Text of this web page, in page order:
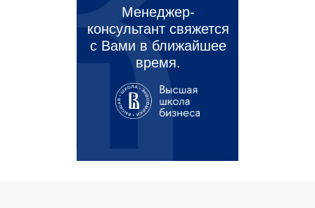
Менеджер-
консультант свяжется
с Вами в ближайшее
время.